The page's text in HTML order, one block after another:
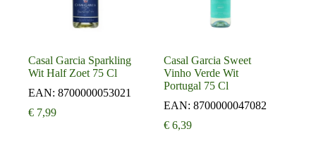
Casal Garcia Sparkling
Wit Half Zoet 75 Cl
EAN: 8700000053021
€ 7,99
Casal Garcia Sweet
Vinho Verde Wit
Portugal 75 Cl
EAN:8700000047082
€ 6,39